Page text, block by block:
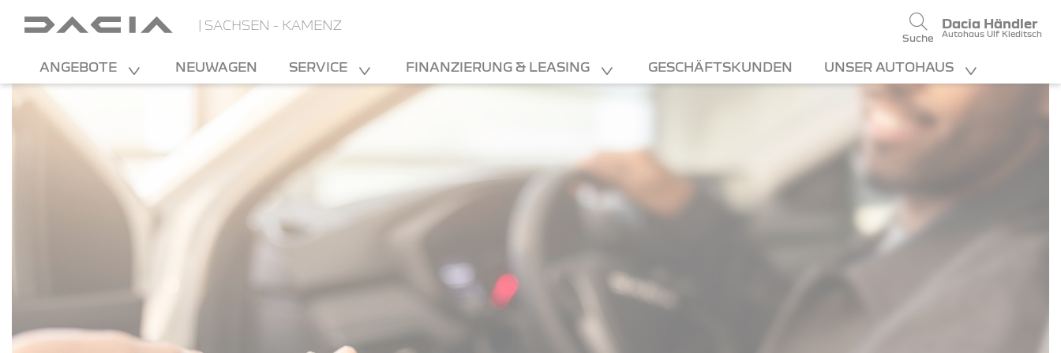
| SACHSEN - KAMENZ
Suche
Dacia Händler
Autohaus Ulf Kleditsch
ANGEBOTE NEUWAGEN SERVICE FINANZIERUNG & LEASING GESCHÄFTSKUNDEN UNSER AUTOHAUS